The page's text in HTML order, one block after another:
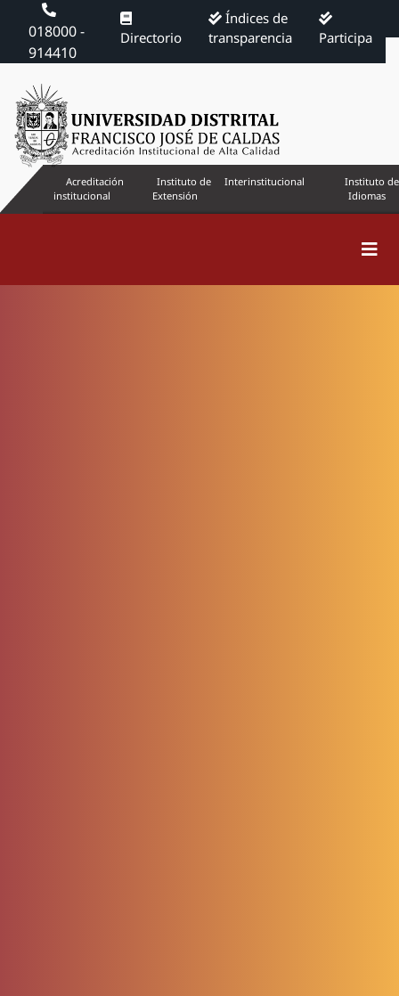
018000 -
914410
Directorio
Índices de
transparencia
Participa
Acreditación
institucional
Instituto de
Extensión
Interinstitucional
Instituto de
Idiomas